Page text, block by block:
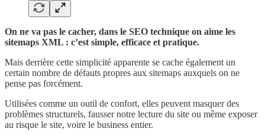
On ne va pas le cacher, dans le SEO technique on aime les
sitemaps XML : c’est simple, efficace et pratique.
Mais derrière cette simplicité apparente se cache également un
certain nombre de défauts propres aux sitemaps auxquels on ne
pense pas forcément.
Utilisées comme un outil de confort, elles peuvent masquer des
problèmes structurels, fausser notre lecture du site ou même exposer
au risque le site, voire le business entier.